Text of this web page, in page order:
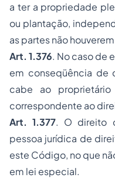
a ter a propriedade
ou plantação,
as partes não
Art. 1.376. No caso de
em conseqüência de
cabe ao
correspondente ao
Art. 1.377. O direito
pessoa jurídica de
este Código, no que
em lei especial.